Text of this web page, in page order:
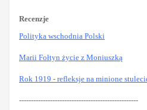
Recenzje
Polityka wschodnia Polski
Marii Fołtyn życie z Moniuszką
Rok 1919 - refleksje na minione
--------------------------------------------------